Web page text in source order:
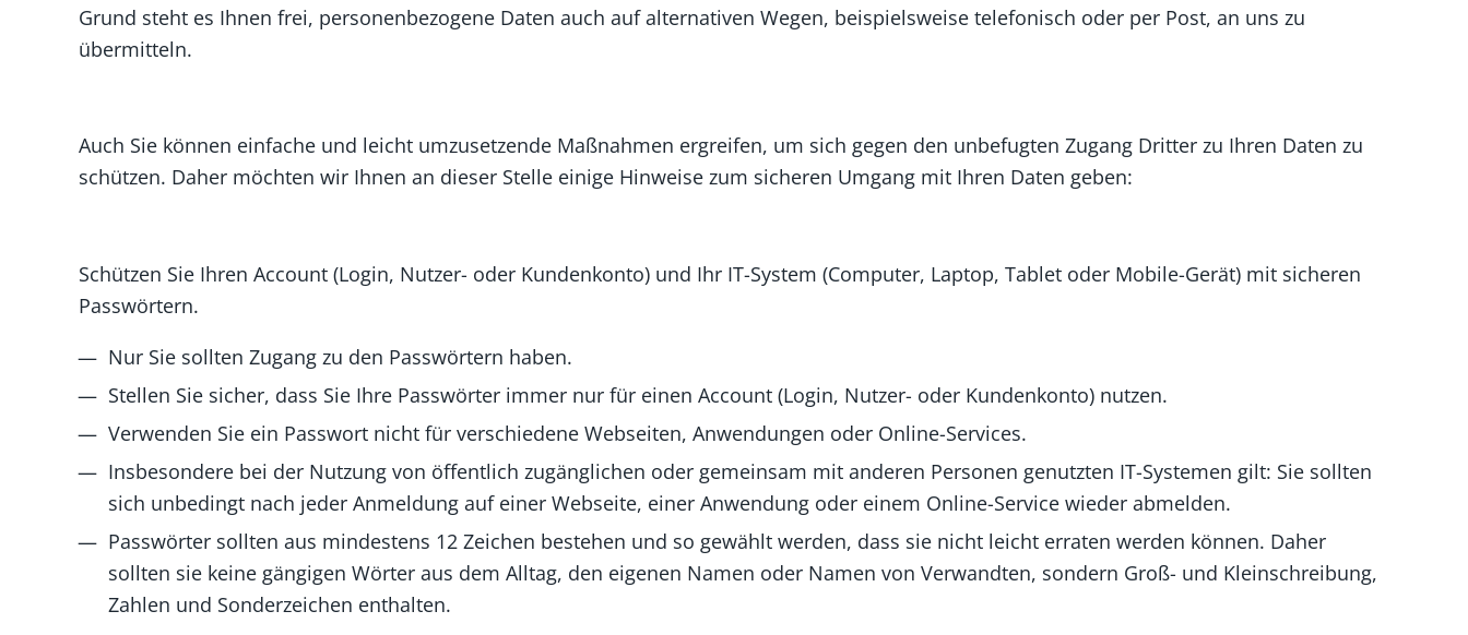
Grund steht es Ihnen frei, personenbezogene Daten auch auf alternativen Wegen, beispielsweise telefonisch oder per Post, an uns zu
übermitteln.
Auch Sie können einfache und leicht umzusetzende Maßnahmen ergreifen, um sich gegen den unbefugten Zugang Dritter zu Ihren Daten zu
schützen. Daher möchten wir Ihnen an dieser Stelle einige Hinweise zum sicheren Umgang mit Ihren Daten geben:
Schützen Sie Ihren Account (Login, Nutzer- oder Kundenkonto) und Ihr IT-System (Computer, Laptop, Tablet oder Mobile-Gerät) mit sicheren
Passwörtern.
Nur Sie sollten Zugang zu den Passwörtern haben.
Stellen Sie sicher, dass Sie Ihre Passwörter immer nur für einen Account (Login, Nutzer- oder Kundenkonto) nutzen.
Verwenden Sie ein Passwort nicht für verschiedene Webseiten, Anwendungen oder Online-Services.
Insbesondere bei der Nutzung von öffentlich zugänglichen oder gemeinsam mit anderen Personen genutzten IT-Systemen gilt: Sie sollten
sich unbedingt nach jeder Anmeldung auf einer Webseite, einer Anwendung oder einem Online-Service wieder abmelden.
Passwörter sollten aus mindestens 12 Zeichen bestehen und so gewählt werden, dass sie nicht leicht erraten werden können. Daher
sollten sie keine gängigen Wörter aus dem Alltag, den eigenen Namen oder Namen von Verwandten, sondern Groß- und Kleinschreibung,
Zahlen und Sonderzeichen enthalten.